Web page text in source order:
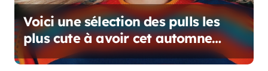
eVoici une sélection des pulls les
plus cute à avoir cet automne
dans votre garde-robe